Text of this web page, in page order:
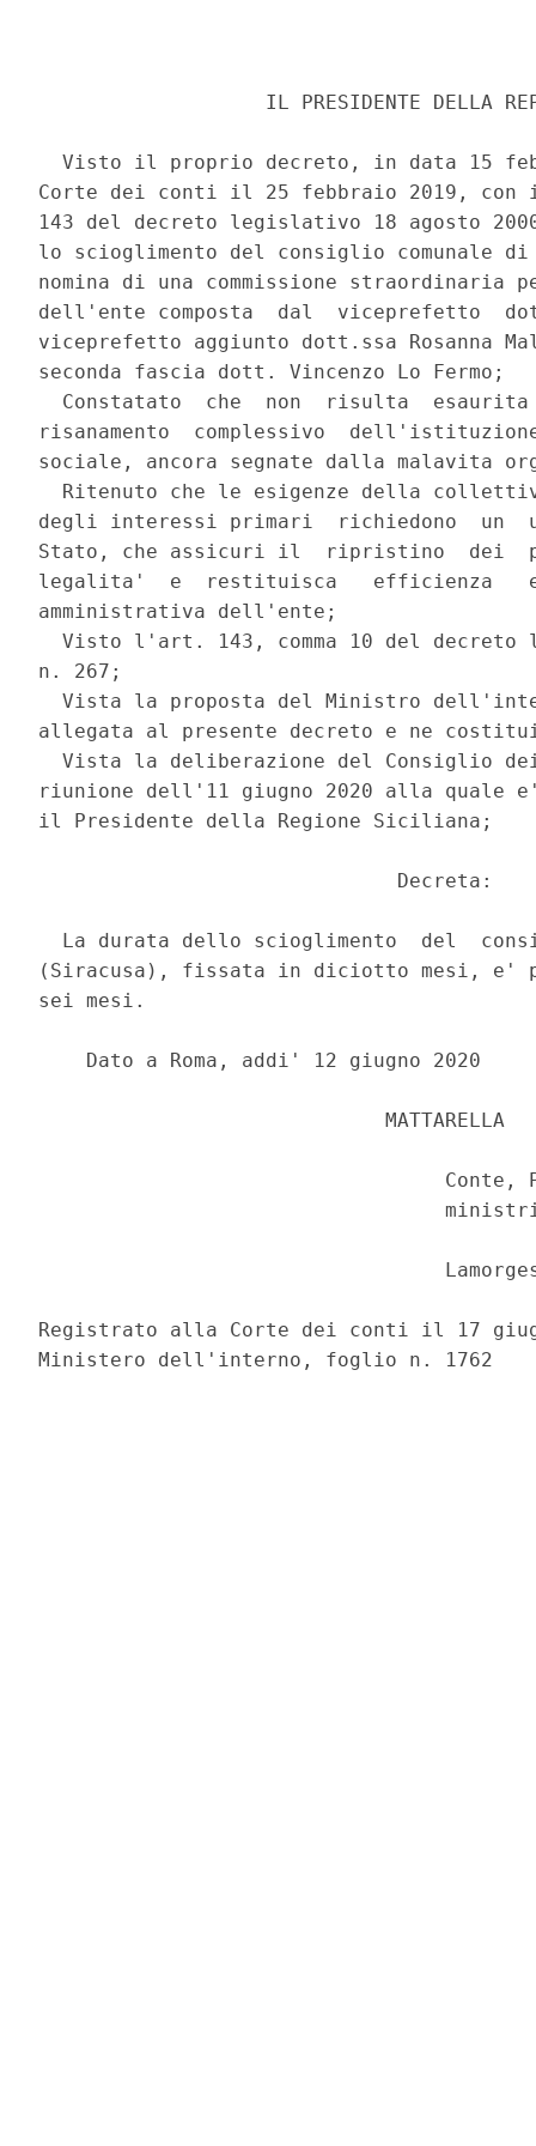
IL PRESIDENTE DELLA
Visto il proprio decreto, in data 15
Corte dei conti il 25 febbraio 2019,
143 del decreto legislativo 18 agosto
lo scioglimento del consiglio comunale
nomina di una commissione
dell'ente composta  dal  viceprefetto
viceprefetto aggiunto dott.ssa Rosanna
seconda fascia dott. Vincenzo Lo Fermo;
Constatato  che  non  risulta
risanamento  complessivo
sociale, ancora segnate dalla malavita
Ritenuto che le esigenze della
degli interessi primari  richiedono  un
Stato, che assicuri il  ripristino  dei
legalita'  e  restituisca   efficienza
amministrativa dell'ente;
Visto l'art. 143, comma 10 del decreto
n. 267;
Vista la proposta del Ministro
allegata al presente decreto e ne
Vista la deliberazione del Consiglio
riunione dell'11 giugno 2020 alla quale
il Presidente della Regione Siciliana;
                              Decreta:
La durata dello scioglimento  del
(Siracusa), fissata in diciotto mesi, e'
sei mesi.
    Dato a Roma, addi' 12 giugno 2020
                             MATTARELLA
Conte,
Registrato alla Corte dei conti il 17